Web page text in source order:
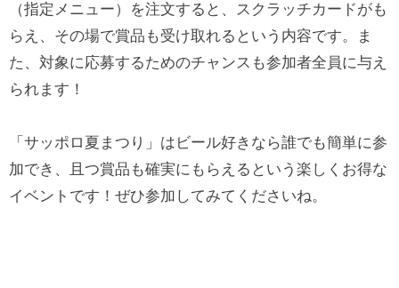
（指定メニュー）を注文すると、スクラッチカードがも
らえ、その場で賞品も受け取れるという内容です。ま
た、対象に応募するためのチャンスも参加者全員に与え
られます！
「サッポロ夏まつり」はビール好きなら誰でも簡単に参
加でき、且つ賞品も確実にもらえるという楽しくお得な
イベントです！ぜひ参加してみてくださいね。